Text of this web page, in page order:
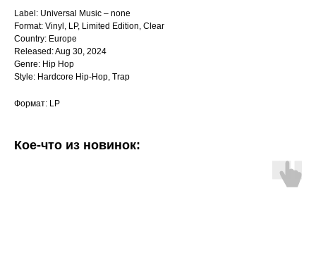
Label: Universal Music – none
Format: Vinyl, LP, Limited Edition, Clear
Country: Europe
Released: Aug 30, 2024
Genre: Hip Hop
Style: Hardcore Hip-Hop, Trap
Формат: LP
Кое-что из новинок: